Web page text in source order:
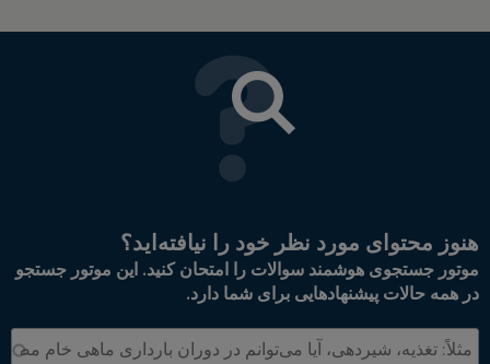
هنوز محتوای مورد نظر خود را نیافته‌اید؟
موتور جستجوی هوشمند سوالات را امتحان کنید. این موتور جستجو
در همه حالات پیشنهادهایی برای شما دارد.
جستجو